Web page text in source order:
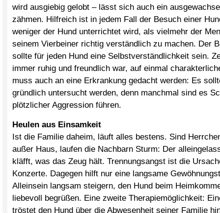
wird ausgiebig gelobt – lässt sich auch ein
zähmen. Hilfreich ist in jedem Fall der Besuch einer
weniger der Hund unterrichtet wird, als vielmehr der
seinem Vierbeiner richtig verständlich zu machen. Der
sollte für jeden Hund eine Selbstverständlichkeit sein.
immer ruhig und freundlich war, auf einmal
muss auch an eine Erkrankung gedacht werden: Es
gründlich untersucht werden, denn manchmal sind es
plötzlicher Aggression führen.
Heulen aus Einsamkeit
Ist die Familie daheim, läuft alles bestens. Sind
außer Haus, laufen die Nachbarn Sturm: Der
kläfft, was das Zeug hält. Trennungsangst ist die
Konzerte. Dagegen hilft nur eine langsame
Alleinsein langsam steigern, den Hund beim
liebevoll begrüßen. Eine zweite Therapiemöglichkeit:
tröstet den Hund über die Abwesenheit seiner Familie